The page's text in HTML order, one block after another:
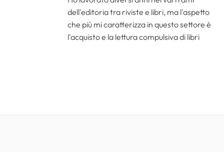
dell'editoria tra riviste e libri, ma l'aspetto
che più mi caratterizza in questo settore è
l'acquisto e la lettura compulsiva di libri